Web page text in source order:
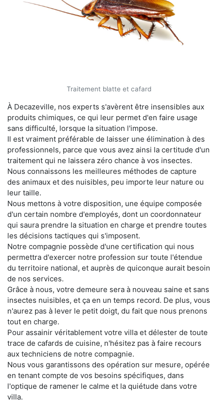
Traitement blatte et cafard
À Decazeville, nos experts s'avèrent être insensibles aux
produits chimiques, ce qui leur permet d'en faire usage
sans difficulté, lorsque la situation l'impose.
Il est vraiment préférable de laisser une élimination à des
professionnels, parce que vous avez ainsi la certitude d'un
traitement qui ne laissera zéro chance à vos insectes.
Nous connaissons les meilleures méthodes de capture
des animaux et des nuisibles, peu importe leur nature ou
leur taille.
Nous mettons à votre disposition, une équipe composée
d'un certain nombre d'employés, dont un coordonnateur
qui saura prendre la situation en charge et prendre toutes
les décisions tactiques qui s'imposent.
Notre compagnie possède d'une certification qui nous
permettra d'exercer notre profession sur toute l'étendue
du territoire national, et auprès de quiconque aurait besoin
de nos services.
Grâce à nous, votre demeure sera à nouveau saine et sans
insectes nuisibles, et ça en un temps record. De plus, vous
n'aurez pas à lever le petit doigt, du fait que nous prenons
tout en charge.
Pour assainir véritablement votre villa et délester de toute
trace de cafards de cuisine, n'hésitez pas à faire recours
aux techniciens de notre compagnie.
Nous vous garantissons des opération sur mesure, opérée
en tenant compte de vos besoins spécifiques, dans
l'optique de ramener le calme et la quiétude dans votre
villa.